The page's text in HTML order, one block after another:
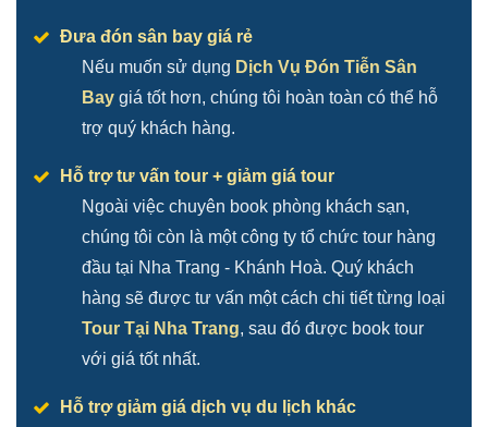
Đưa đón sân bay giá rẻ
Nếu muốn sử dụng Dịch Vụ Đón Tiễn Sân
Bay giá tốt hơn, chúng tôi hoàn toàn có thể hỗ
trợ quý khách hàng.
Hỗ trợ tư vấn tour + giảm giá tour
Ngoài việc chuyên book phòng khách sạn,
chúng tôi còn là một công ty tổ chức tour hàng
đầu tại Nha Trang - Khánh Hoà. Quý khách
hàng sẽ được tư vấn một cách chi tiết từng loại
Tour Tại Nha Trang, sau đó được book tour
với giá tốt nhất.
Hỗ trợ giảm giá dịch vụ du lịch khác